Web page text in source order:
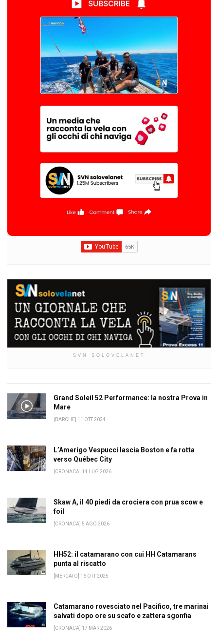
SVN SOLOVELANET
Grand Soleil 52 Performance: la nostra Prova in
Mare
[BARCHE] 11 OTT 2024
L’Amerigo Vespucci lascia Boston e fa rotta
verso Québec City
[CRONACA] 14 LUG 2026
Skaw A, il 40 piedi da crociera con prua scow e
foil
[CRONACA] 5 AGO 2026
HH52: il catamarano con cui HH Catamarans
punta al riscatto
[MERCATO] 16 OTT 2025
Catamarano rovesciato nel Pacifico, tre marinai
salvati dopo ore su scafo e zattera sgonfia
[CRONACA] 17 MAR 2026